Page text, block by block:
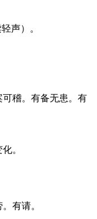
轻声）。
。
有请。